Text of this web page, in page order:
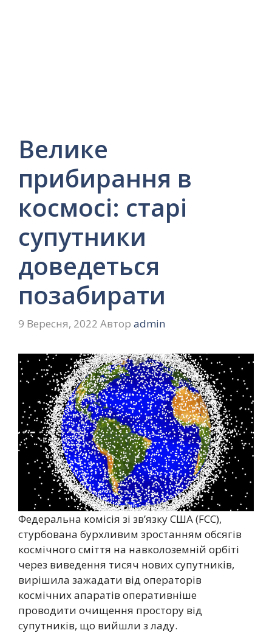
Велике
прибирання в
космосі: старі
супутники
доведеться
позабирати
9 Вересня, 2022 Автор admin
Федеральна комісія зі зв’язку США (FCC),
стурбована бурхливим зростанням обсягів
космічного сміття на навколоземній орбіті
через виведення тисяч нових супутників,
вирішила зажадати від операторів
космічних апаратів оперативніше
проводити очищення простору від
супутників, що вийшли з ладу.